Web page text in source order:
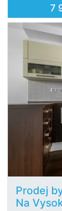
7
Prodej
Na